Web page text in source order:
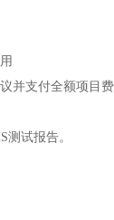
支付全额项目
测试报告。